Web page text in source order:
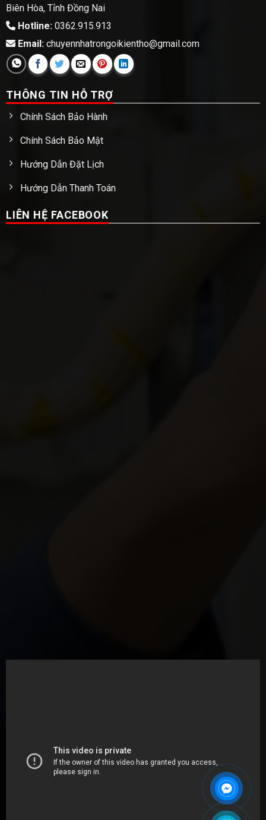
Biên Hòa, Tỉnh Đồng Nai
Hotline:0362.915.913
Email:chuyennhatrongoikientho@gmail.com
THÔNG TIN HỖ TRỢ
Chính Sách Bảo Hành
Chính Sách Bảo Mật
Hướng Dẫn Đặt Lịch
Hướng Dẫn Thanh Toán
LIÊN HỆ FACEBOOK